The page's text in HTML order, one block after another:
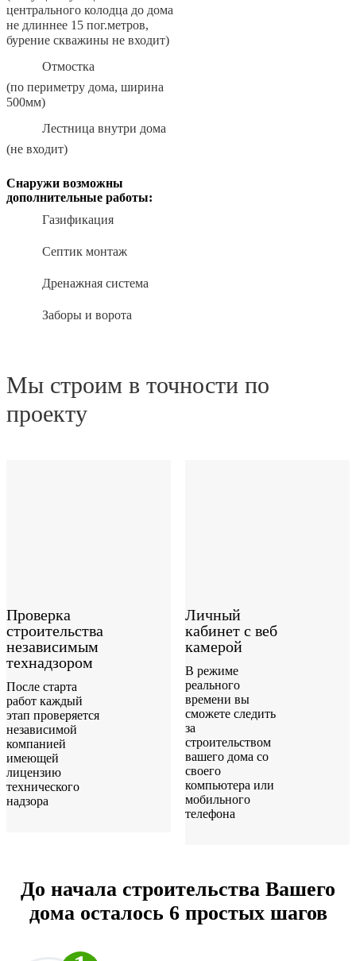
центрального колодца до дома
не длиннее 15 пог.метров,
бурение скважины не входит)
Отмостка
(по периметру дома, ширина
500мм)
Лестница внутри дома
(не входит)
Снаружи возможны
дополнительные работы:
Газификация
Септик монтаж
Дренажная система
Заборы и ворота
Мы строим в точности по
проекту
Проверка
строительства
независимым
технадзором
После старта
работ каждый
этап проверяется
независимой
компанией
имеющей
лицензию
технического
надзора
Личный
кабинет с веб
камерой
В режиме
реального
времени вы
сможете следить
за
строительством
вашего дома со
своего
компьютера или
мобильного
телефона
До начала строительства Вашего
дома осталось 6 простых шагов